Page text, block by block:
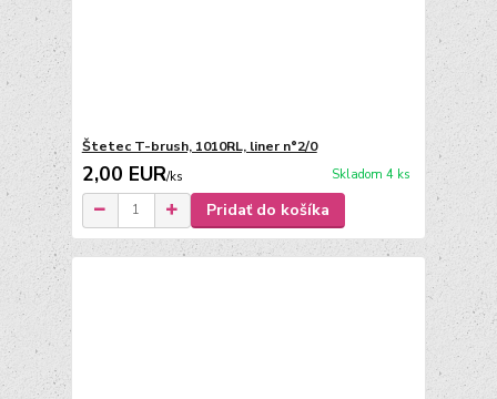
Štetec T-brush, 1010RL, liner n°2/0
2,00 EUR/ks Skladom 4 ks
Pridať do košíka